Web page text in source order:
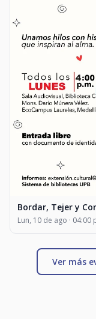
Bordar, Tejer y
Lun, 10 de ago · 04:00
Ver más